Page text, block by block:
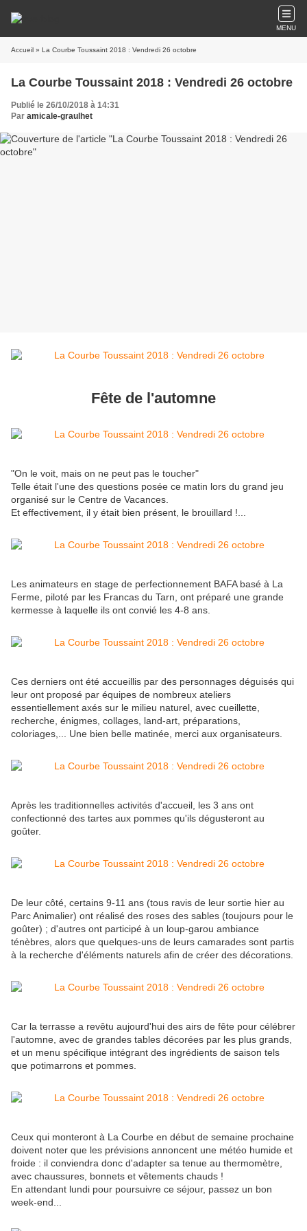
MENU
Accueil » La Courbe Toussaint 2018 : Vendredi 26 octobre
La Courbe Toussaint 2018 : Vendredi 26 octobre
Publié le 26/10/2018 à 14:31
Par amicale-graulhet
Fête de l'automne
"On le voit, mais on ne peut pas le toucher"
Telle était l'une des questions posée ce matin lors du grand jeu
organisé sur le Centre de Vacances.
Et effectivement, il y était bien présent, le brouillard !...
Les animateurs en stage de perfectionnement BAFA basé à La
Ferme, piloté par les Francas du Tarn, ont préparé une grande
kermesse à laquelle ils ont convié les 4-8 ans.
Ces derniers ont été accueillis par des personnages déguisés qui
leur ont proposé par équipes de nombreux ateliers
essentiellement axés sur le milieu naturel, avec cueillette,
recherche, énigmes, collages, land-art, préparations,
coloriages,... Une bien belle matinée, merci aux organisateurs.
Après les traditionnelles activités d'accueil, les 3 ans ont
confectionné des tartes aux pommes qu'ils dégusteront au
goûter.
De leur côté, certains 9-11 ans (tous ravis de leur sortie hier au
Parc Animalier) ont réalisé des roses des sables (toujours pour le
goûter) ; d'autres ont participé à un loup-garou ambiance
ténèbres, alors que quelques-uns de leurs camarades sont partis
à la recherche d'éléments naturels afin de créer des décorations.
Car la terrasse a revêtu aujourd'hui des airs de fête pour célébrer
l'automne, avec de grandes tables décorées par les plus grands,
et un menu spécifique intégrant des ingrédients de saison tels
que potimarrons et pommes.
Ceux qui monteront à La Courbe en début de semaine prochaine
doivent noter que les prévisions annoncent une météo humide et
froide : il conviendra donc d'adapter sa tenue au thermomètre,
avec chaussures, bonnets et vêtements chauds !
En attendant lundi pour poursuivre ce séjour, passez un bon
week-end...